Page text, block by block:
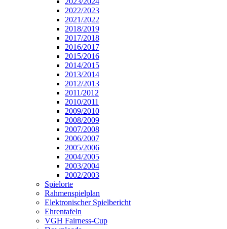
2022/2023
2021/2022
2018/2019
2017/2018
2016/2017
2015/2016
2014/2015
2013/2014
2012/2013
2011/2012
2010/2011
2009/2010
2008/2009
2007/2008
2006/2007
2005/2006
2004/2005
2003/2004
2002/2003
Spielorte
Rahmenspielplan
Elektronischer Spielbericht
Ehrentafeln
VGH Fairness-Cup